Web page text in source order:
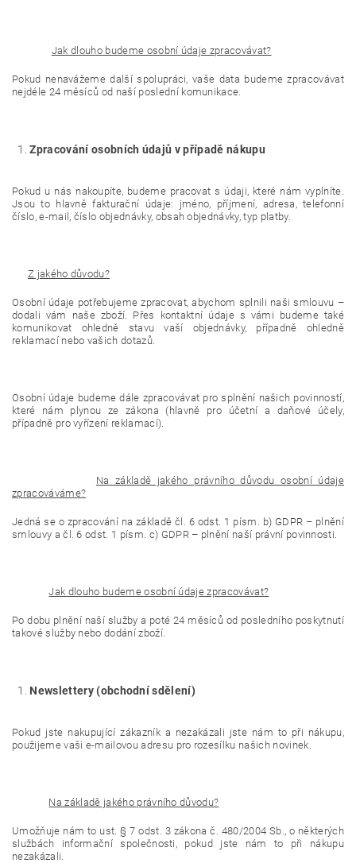
Jak dlouho budeme osobní údaje zpracovávat?
Pokud nenavážeme další spolupráci, vaše data budeme zpracovávat
nejdéle 24 měsíců od naší poslední komunikace.
Zpracování osobních údajů v případě nákupu
Pokud u nás nakoupíte, budeme pracovat s údaji, které nám vyplníte.
Jsou to hlavně fakturační údaje: jméno, příjmení, adresa, telefonní
číslo, e-mail, číslo objednávky, obsah objednávky, typ platby.
Z jakého důvodu?
Osobní údaje potřebujeme zpracovat, abychom splnili naši smlouvu –
dodali vám naše zboží. Přes kontaktní údaje s vámi budeme také
komunikovat ohledně stavu vaší objednávky, případně ohledně
reklamací nebo vašich dotazů.
Osobní údaje budeme dále zpracovávat pro splnění našich povinností,
které nám plynou ze zákona (hlavně pro účetní a daňové účely,
případně pro vyřízení reklamací).
Na základě jakého právního důvodu osobní údaje
zpracováváme?
Jedná se o zpracování na základě čl. 6 odst. 1 písm. b) GDPR – plnění
smlouvy a čl. 6 odst. 1 písm. c) GDPR – plnění naší právní povinnosti.
Jak dlouho budeme osobní údaje zpracovávat?
Po dobu plnění naší služby a poté 24 měsíců od posledního poskytnutí
takové služby nebo dodání zboží.
Newslettery (obchodní sdělení)
Pokud jste nakupující zákazník a nezakázali jste nám to při nákupu,
použijeme vaši e-mailovou adresu pro rozesílku našich novinek.
Na základě jakého právního důvodu?
Umožňuje nám to ust. § 7 odst. 3 zákona č. 480/2004 Sb., o některých
službách informační společnosti, pokud jste nám to při nákupu
nezakázali.